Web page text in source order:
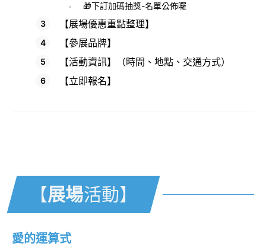
🎁下訂加碼抽獎-名單公佈囉
【展場優惠重點整理】
【參展品牌】
【活動資訊】（時間、地點、交通方式）
【立即報名】
【展場活動】
愛的運算式